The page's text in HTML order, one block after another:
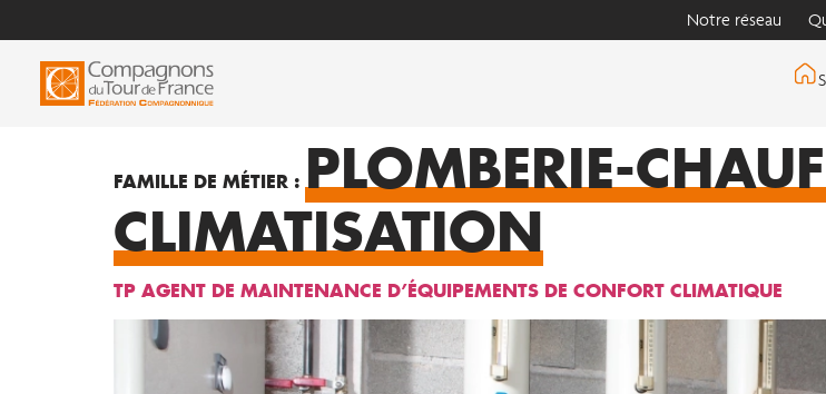
Notre réseau
FAMILLE DE MÉTIER : PLOMBERIE-
CLIMATISATION
TP AGENT DE MAINTENANCE D’ÉQUIPEMENTS DE CONFORT CLIMATIQUE